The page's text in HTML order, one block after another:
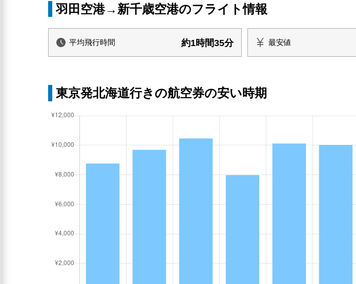
羽田空港→新千歳空港のフライト情報
平均飛行時間 約1時間35分 最安値
東京発北海道行きの航空券の安い時期